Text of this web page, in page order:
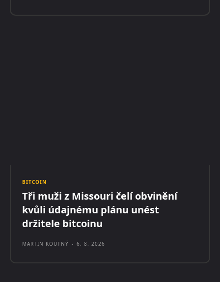
BITCOIN
Tři muži z Missouri čelí obvinění
kvůli údajnému plánu unést
držitele bitcoinu
MARTIN KOUTNÝ - 6. 8. 2026